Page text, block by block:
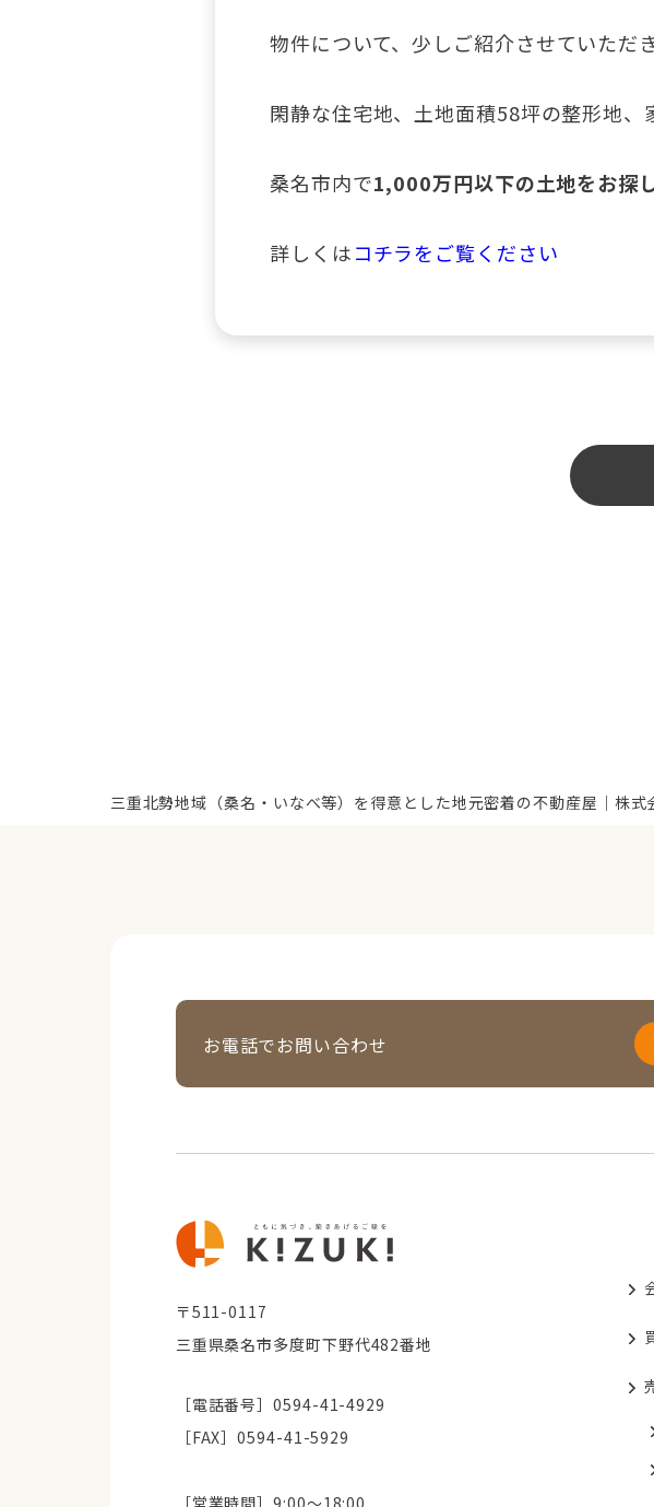
物件について、少しご紹介させていただき
閑静な住宅地、土地面積58坪の整形地、
桑名市内で1,000万円以下の土地をお探
詳しくはコチラをご覧ください
三重北勢地域（桑名・いなべ等）を得意とした地元密着の不動産屋｜株式
お電話でお問い合わせ
〒511-0117
三重県桑名市多度町下野代482番地
［電話番号］0594-41-4929
［FAX］0594-41-5929